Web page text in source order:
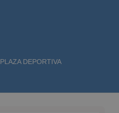
PLAZA DEPORTIVA